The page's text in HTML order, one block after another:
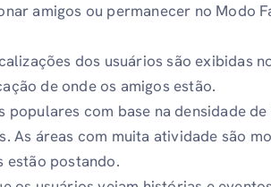
amigos ou permanecer no Modo
dos usuários são exibidas
de onde os amigos estão.
populares com base na densidade
As áreas com muita atividade são
estão postando.